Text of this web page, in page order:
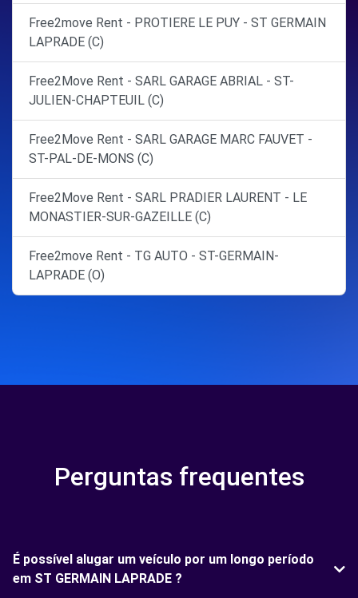
Free2move Rent - PROTIERE LE PUY - ST GERMAIN
LAPRADE (C)
Free2Move Rent - SARL GARAGE ABRIAL - ST-
JULIEN-CHAPTEUIL (C)
Free2Move Rent - SARL GARAGE MARC FAUVET -
ST-PAL-DE-MONS (C)
Free2Move Rent - SARL PRADIER LAURENT - LE
MONASTIER-SUR-GAZEILLE (C)
Free2move Rent - TG AUTO - ST-GERMAIN-
LAPRADE (O)
Perguntas frequentes
É possível alugar um veículo por um longo período
em ST GERMAIN LAPRADE ?